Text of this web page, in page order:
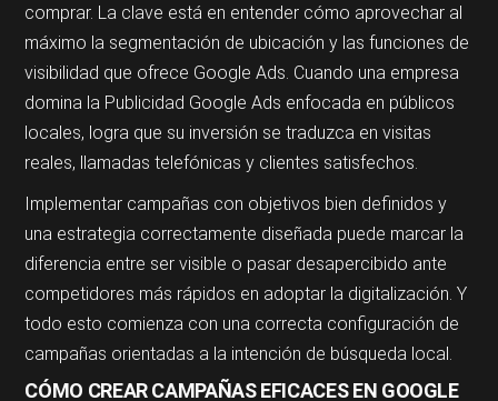
comprar. La clave está en entender cómo aprovechar al
máximo la segmentación de ubicación y las funciones de
visibilidad que ofrece Google Ads. Cuando una empresa
domina la Publicidad Google Ads enfocada en públicos
locales, logra que su inversión se traduzca en visitas
reales, llamadas telefónicas y clientes satisfechos.
Implementar campañas con objetivos bien definidos y
una estrategia correctamente diseñada puede marcar la
diferencia entre ser visible o pasar desapercibido ante
competidores más rápidos en adoptar la digitalización. Y
todo esto comienza con una correcta configuración de
campañas orientadas a la intención de búsqueda local.
CÓMO CREAR CAMPAÑAS EFICACES EN GOOGLE